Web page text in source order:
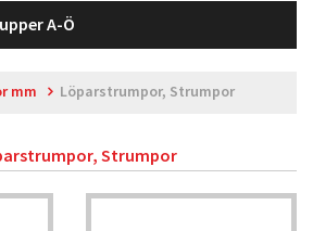
A-Ö
mm Löparstrumpor, Strumpor
Strumpor